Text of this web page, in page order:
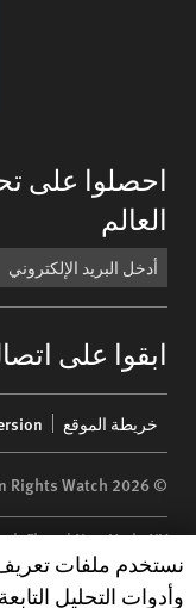
احصلوا على
العالم
ابقوا على
menu
خريطة الموقع
© 2026 Human Rights Watch
Floor | New York,NY
USA|t 1.212.290.4700
cookie preferences
نستخدم ملفات تعريف
وأدوات التحليل